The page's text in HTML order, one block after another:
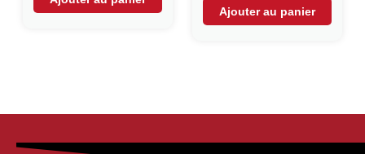
Ajouter au panier